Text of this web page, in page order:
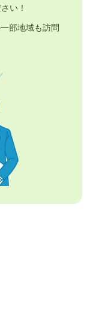
い！
部地域も訪問